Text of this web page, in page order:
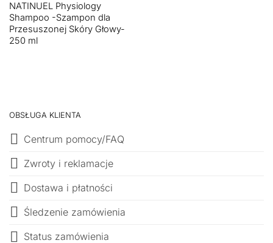
NATINUEL Physiology
Shampoo -Szampon dla
Przesuszonej Skóry Głowy-
250 ml
OBSŁUGA KLIENTA
Centrum pomocy/FAQ
Zwroty i reklamacje
Dostawa i płatności
Śledzenie zamówienia
Status zamówienia